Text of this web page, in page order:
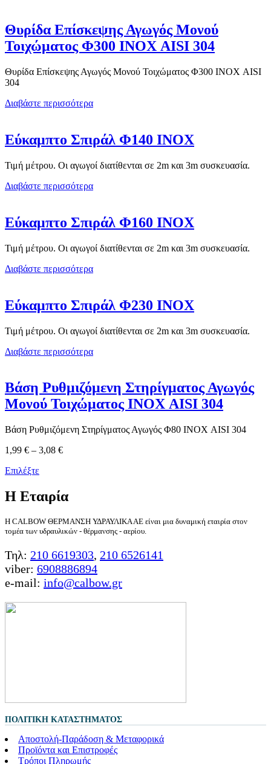
Θυρίδα Επίσκεψης Αγωγός Μονού
Τοιχώματος Φ300 ΙΝΟΧ AISI 304
Θυρίδα Επίσκεψης Αγωγός Μονού Τοιχώματος Φ300 ΙΝΟΧ AISI
304
Διαβάστε περισσότερα
Εύκαμπτο Σπιράλ Φ140 ΙΝΟΧ
Τιμή μέτρου. Οι αγωγοί διατίθενται σε 2m και 3m συσκευασία.
Διαβάστε περισσότερα
Εύκαμπτο Σπιράλ Φ160 ΙΝΟΧ
Τιμή μέτρου. Οι αγωγοί διατίθενται σε 2m και 3m συσκευασία.
Διαβάστε περισσότερα
Εύκαμπτο Σπιράλ Φ230 ΙΝΟΧ
Τιμή μέτρου. Οι αγωγοί διατίθενται σε 2m και 3m συσκευασία.
Διαβάστε περισσότερα
Βάση Ρυθμιζόμενη Στηρίγματος Αγωγός
Μονού Τοιχώματος ΙΝΟΧ AISI 304
Βάση Ρυθμιζόμενη Στηρίγματος Αγωγός Φ80 ΙΝΟΧ AISI 304
1,99 € – 3,08 €Price
3,08 €
Επιλέξτε
Η Εταιρία
Η CALBOW ΘΕΡΜΑΝΣΗ ΥΔΡΑΥΛΙΚΑ ΑΕ είναι μια δυναμική εταιρία στον
τομέα των υδραυλικών - θέρμανσης - αερίου.
Τηλ: 210 6619303, 210 6526141
viber: 6908886894
e-mail: info@calbow.gr
ΠΟΛΙΤΙΚΉ ΚΑΤΑΣΤΉΜΑΤΟΣ
Αποστολή-Παράδοση & Μεταφορικά
Προϊόντα και Επιστροφές
Τρόποι Πληρωμής